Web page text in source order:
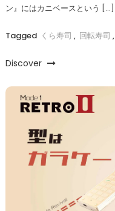
ン』にはカニベースという […]
Tagged くら寿司 , 回転寿司 ,
Discover